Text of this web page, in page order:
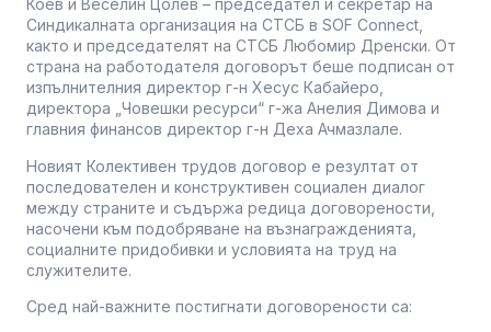
Коев и Веселин Цолев – председател и секретар на
Синдикалната организация на СТСБ в SOF Connect,
както и председателят на СТСБ Любомир Дренски. От
страна на работодателя договорът беше подписан от
изпълнителния директор г-н Хесус Кабайеро,
директора „Човешки ресурси“ г-жа Анелия Димова и
главния финансов директор г-н Деха Ачмазлале.
Новият Колективен трудов договор е резултат от
последователен и конструктивен социален диалог
между страните и съдържа редица договорености,
насочени към подобряване на възнагражденията,
социалните придобивки и условията на труд на
служителите.
Сред най-важните постигнати договорености са: